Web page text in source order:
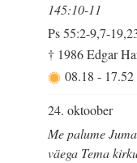
145:10-11
Ps 55:2-9,7-
† 1986 Edgar
08.18- 17.52
24. oktoober
Me palume
väega Tema